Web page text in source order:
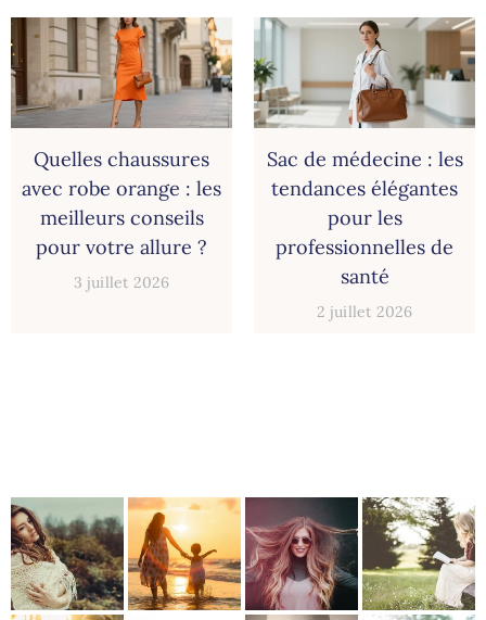
Quelles chaussures
avec robe orange : les
meilleurs conseils
pour votre allure ?
3 juillet 2026
Sac de médecine : les
tendances élégantes
pour les
professionnelles de
santé
2 juillet 2026